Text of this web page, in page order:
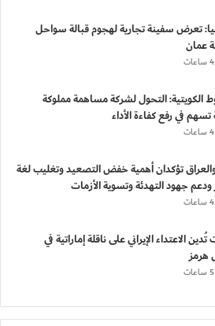
تعرض سفينة تجارية لهجوم قبالة سواحل
عمان
الكويتية: التحول لشركة مساهمة مملوكة
تسهم في رفع كفاءة الأداء
تؤكدان أهمية خفض التصعيد وتغليب لغة
ودعم جهود التهدئة وتسوية الأزمات
تُدين الاعتداء الإيراني على ناقلة إماراتية في